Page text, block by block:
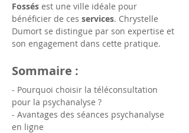
Fossés est une ville idéale pour
bénéficier de ces services. Chrystelle
Dumort se distingue par son expertise et
son engagement dans cette pratique.
Sommaire :
- Pourquoi choisir la téléconsultation
pour la psychanalyse ?
- Avantages des séances psychanalyse
en ligne